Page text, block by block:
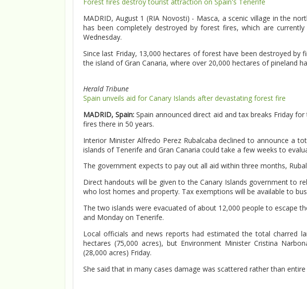
MADRID, August 1 (RIA Novosti) - Masca, a scenic village in the
has been completely destroyed by forest fires, which are
Wednesday.
Since last Friday, 13,000 hectares of forest have been destroyed
the island of Gran Canaria, where over 20,000 hectares of pineland
Herald Tribune
Spain unveils aid for Canary Islands after devastating forest fire
MADRID, Spain: Spain announced direct aid and tax breaks Friday
fires there in 50 years.
Interior Minister Alfredo Perez Rubalcaba declined to announce a
islands of Tenerife and Gran Canaria could take a few weeks to
The government expects to pay out all aid within three months,
Direct handouts will be given to the Canary Islands government to
who lost homes and property. Tax exemptions will be available to
The two islands were evacuated of about 12,000 people to escape
and Monday on Tenerife.
Local officials and news reports had estimated the total charred
hectares (75,000 acres), but Environment Minister Cristina
(28,000 acres) Friday.
She said that in many cases damage was scattered rather than